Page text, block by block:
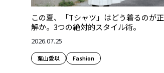
この夏、「Tシャツ」はどう着るのが正
解か。3つの絶対的スタイル術。
2026.07.25
栗山愛以 Fashion​